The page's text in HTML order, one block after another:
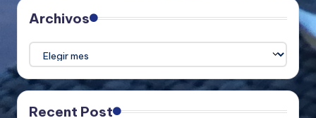
Archivos
Archivos
Recent Post